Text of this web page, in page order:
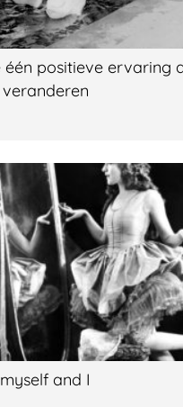
één positieve ervaring
and I